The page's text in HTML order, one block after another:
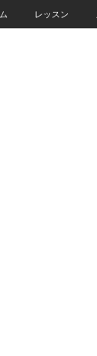
レッスン